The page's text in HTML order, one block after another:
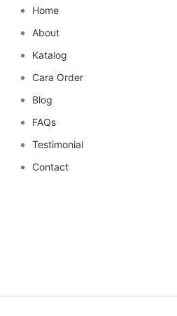
Home
About
Katalog
Cara Order
Blog
FAQs
Testimonial
Contact